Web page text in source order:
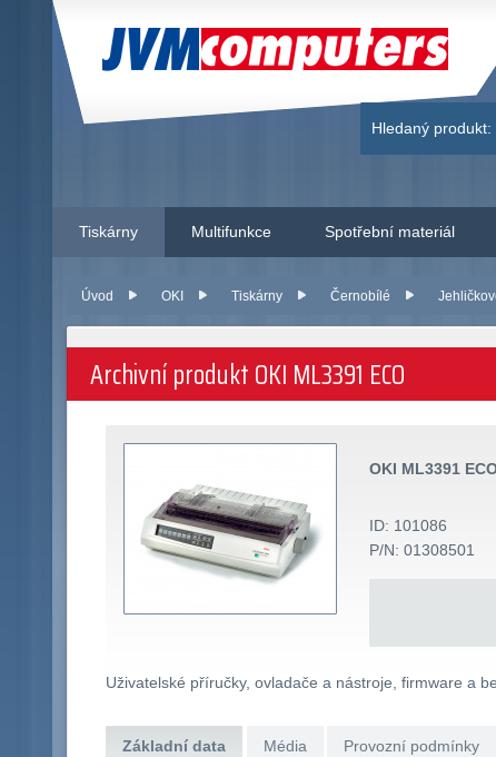
JVM Computers
Hledaný produkt:
Tiskárny Multifunkce Spotřební materiál
Úvod OKI Tiskárny Černobílé
Archivní produkt OKI ML3391 ECO
OKI ML3391
ID: 101086
P/N: 01308501
Uživatelské příručky, ovladače a nástroje, firmware a
Základní data Média Provozní podmínky